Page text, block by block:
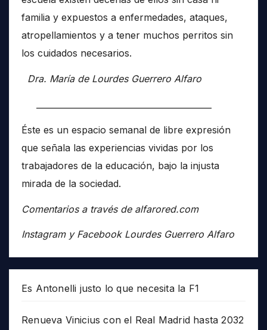
familia y expuestos a enfermedades, ataques,
atropellamientos y a tener muchos perritos sin
los cuidados necesarios.
Dra. María de Lourdes Guerrero Alfaro
Éste es un espacio semanal de libre expresión
que señala las experiencias vividas por los
trabajadores de la educación, bajo la injusta
mirada de la sociedad.
Comentarios a través de alfarored.com
Instagram y Facebook Lourdes Guerrero Alfaro
Es Antonelli justo lo que necesita la F1
Renueva Vinicius con el Real Madrid hasta 2032